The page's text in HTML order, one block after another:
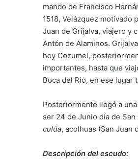
mando de Francisco
1518, Velázquez
Juan de Grijalva, viajero y
Antón de Alaminos.
hoy Cozumel,
importantes, hasta que
Boca del Río, en ese lugar
Posteriormente llegó a
ser 24 de Junio día de
culúa, acolhuas (San Juan
Descripción del escudo: